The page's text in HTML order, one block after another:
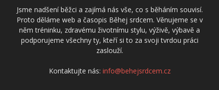
Jsme nadšení běžci a zajímá nás vše, co s běháním souvisí.
Proto děláme web a časopis Běhej srdcem. Věnujeme se v
něm tréninku, zdravému životnímu stylu, výživě, výbavě a
podporujeme všechny ty, kteří si to za svoji tvrdou práci
zaslouží.
Kontaktujte nás: info@behejsrdcem.cz